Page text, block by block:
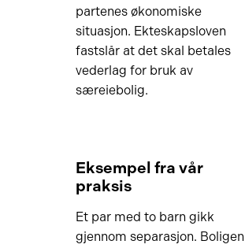
partenes økonomiske
situasjon. Ekteskapsloven
fastslår at det skal betales
vederlag for bruk av
særeiebolig.
Eksempel fra vår
praksis
Et par med to barn gikk
gjennom separasjon. Boligen